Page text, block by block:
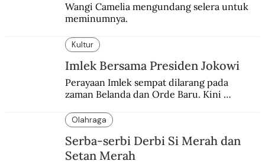
Wangi Camelia mengundang selera untuk
meminumnya.
Kultur
Imlek Bersama Presiden Jokowi
Perayaan Imlek sempat dilarang pada
zaman Belanda dan Orde Baru. Kini
Olahraga
Serba-serbi Derbi Si Merah dan
Setan Merah